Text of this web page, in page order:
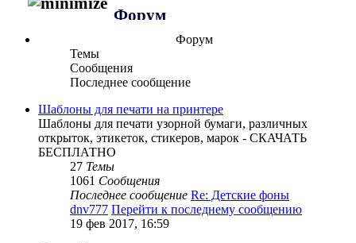
Форум
Форум
Темы
Сообщения
Последнее сообщение
Шаблоны для печати на принтере
Шаблоны для печати узорной бумаги, различных
открыток, этикеток, стикеров, марок - СКАЧАТЬ
БЕСПЛАТНО
27 Темы
1061 Сообщения
Последнее сообщение Re: Детские фоны
dnv777 Перейти к последнему сообщению
19 фев 2017, 16:59